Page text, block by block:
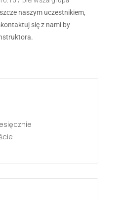
naszym uczestnikiem,
się z nami by